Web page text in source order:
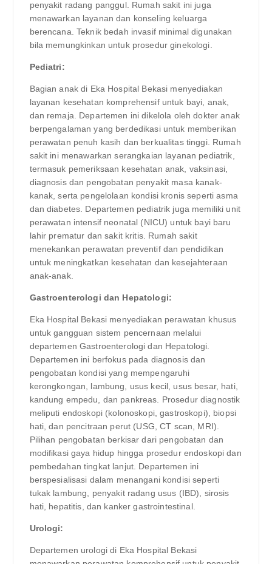
penyakit radang panggul. Rumah sakit ini juga
menawarkan layanan dan konseling keluarga
berencana. Teknik bedah invasif minimal digunakan
bila memungkinkan untuk prosedur ginekologi.
Pediatri:
Bagian anak di Eka Hospital Bekasi menyediakan
layanan kesehatan komprehensif untuk bayi, anak,
dan remaja. Departemen ini dikelola oleh dokter anak
berpengalaman yang berdedikasi untuk memberikan
perawatan penuh kasih dan berkualitas tinggi. Rumah
sakit ini menawarkan serangkaian layanan pediatrik,
termasuk pemeriksaan kesehatan anak, vaksinasi,
diagnosis dan pengobatan penyakit masa kanak-
kanak, serta pengelolaan kondisi kronis seperti asma
dan diabetes. Departemen pediatrik juga memiliki unit
perawatan intensif neonatal (NICU) untuk bayi baru
lahir prematur dan sakit kritis. Rumah sakit
menekankan perawatan preventif dan pendidikan
untuk meningkatkan kesehatan dan kesejahteraan
anak-anak.
Gastroenterologi dan Hepatologi:
Eka Hospital Bekasi menyediakan perawatan khusus
untuk gangguan sistem pencernaan melalui
departemen Gastroenterologi dan Hepatologi.
Departemen ini berfokus pada diagnosis dan
pengobatan kondisi yang mempengaruhi
kerongkongan, lambung, usus kecil, usus besar, hati,
kandung empedu, dan pankreas. Prosedur diagnostik
meliputi endoskopi (kolonoskopi, gastroskopi), biopsi
hati, dan pencitraan perut (USG, CT scan, MRI).
Pilihan pengobatan berkisar dari pengobatan dan
modifikasi gaya hidup hingga prosedur endoskopi dan
pembedahan tingkat lanjut. Departemen ini
berspesialisasi dalam menangani kondisi seperti
tukak lambung, penyakit radang usus (IBD), sirosis
hati, hepatitis, dan kanker gastrointestinal.
Urologi:
Departemen urologi di Eka Hospital Bekasi